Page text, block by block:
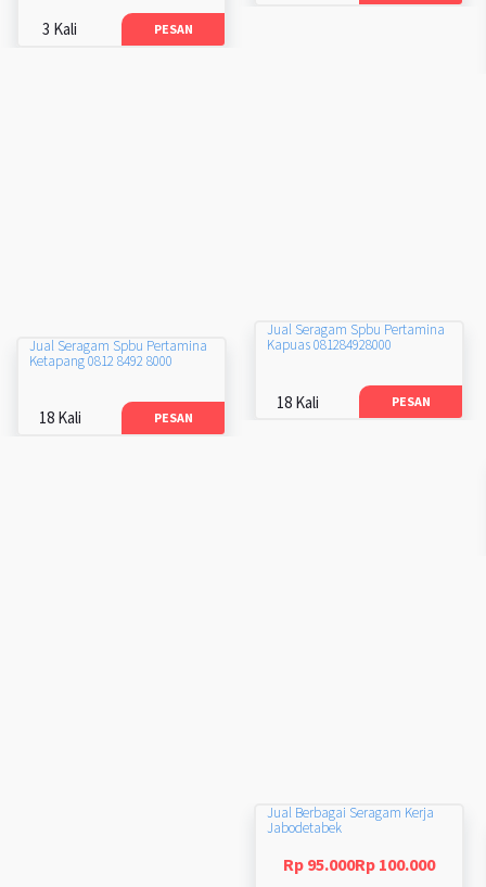
3 Kali PESAN
Jual Seragam Spbu Pertamina
Kapuas 081284928000
18 Kali PESAN
Jual Seragam Spbu Pertamina
Ketapang 0812 8492 8000
18 Kali PESAN
Jual Berbagai Seragam Kerja
Jabodetabek
Rp 95.000Rp 100.000